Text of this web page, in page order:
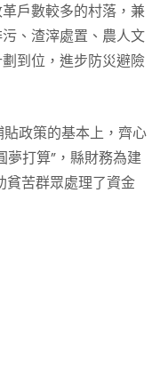
戶數較多的村落，兼
、渣滓處置、農人文
到位，進步防災避險
政策的基本上，齊心
夢打算”，縣財務為建
貧苦群眾處理了資金